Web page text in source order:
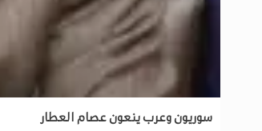
سوريون وعرب ينعون عصام العطار